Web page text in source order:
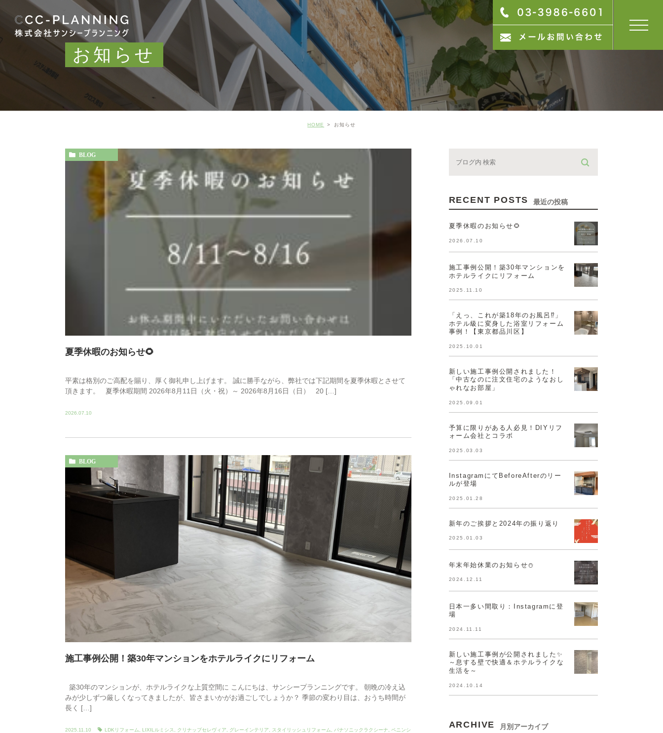
お知らせ
HOME お知らせ
BLOG
夏季休暇のお知らせ🌻
平素は格別のご高配を賜り、厚く御礼申し上げます。 誠に勝手ながら、弊社では下記期間を夏季休暇とさせて
頂きます。 夏季休暇期間 2026年8月11日（火・祝）～ 2026年8月16日（日） 20 […]
2026.07.10
BLOG
施工事例公開！築30年マンションをホテルライクにリフォーム
築30年のマンションが、ホテルライクな上質空間に こんにちは、サンシープランニングです。 朝晩の冷え込
みが少しずつ厳しくなってきましたが、皆さまいかがお過ごしでしょうか？ 季節の変わり目は、おうち時間が
長く […]
2025.11.10 LDKリフォーム LIXILルミシス クリナップセレヴィア グレーインテリア スタイリッシュリフォーム パナソニックラクシーナ ペニンシ
RECENT POSTS 最近の投稿
夏季休暇のお知らせ🌻
2026.07.10
施工事例公開！築30年マンションを
ホテルライクにリフォーム
2025.11.10
「えっ、これが築18年のお風呂⁉」
ホテル級に変身した浴室リフォーム
事例！【東京都品川区】
2025.10.01
新しい施工事例公開されました！
「中古なのに注文住宅のようなおし
ゃれなお部屋」
2025.09.01
予算に限りがある人必見！DIYリフ
ォーム会社とコラボ
2025.03.03
InstagramにてBeforeAfterのリー
ルが登場
2025.01.28
新年のご挨拶と2024年の振り返り
2025.01.03
年末年始休業のお知らせ⛄
2024.12.11
日本一多い間取り：Instagramに登
場
2024.11.11
新しい施工事例が公開されました✨
～息する壁で快適＆ホテルライクな
生活を～
2024.10.14
ARCHIVE 月別アーカイブ